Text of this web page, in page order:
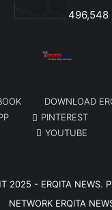
496,548
DOWNLOAD
PINTEREST
YOUTUBE
2025 - ERQITA NEWS.
NETWORK ERQITA